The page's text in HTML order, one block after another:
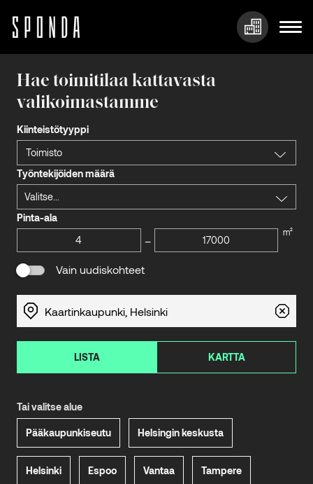
sisältöön
Hae toimitilaa kattavasta
valikoimastamme
Kiinteistötyyppi
Toimisto
Työntekijöiden määrä
Valitse...
Pinta-ala
–
m²
Vain uudiskohteet
LISTA KARTTA
Tai valitse alue
Pääkaupunkiseutu Helsingin keskusta
Helsinki Espoo Vantaa Tampere